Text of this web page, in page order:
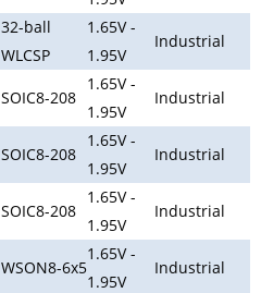
32-ball
WLCSP
1.65V -
1.95V
Industrial
SOIC8-208
1.65V -
1.95V
Industrial
SOIC8-208
1.65V -
1.95V
Industrial
SOIC8-208
1.65V -
1.95V
Industrial
WSON8-6x5
1.65V -
1.95V
Industrial